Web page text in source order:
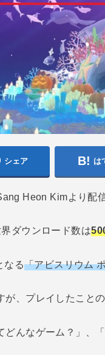
シェア は
Heon Kimより配
ダウンロード数は
なる「アビスリウム
が、プレイしたこと
どんなゲーム？」、